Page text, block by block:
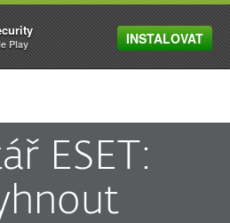
MENU
ESET:
Play INSTALOVAT